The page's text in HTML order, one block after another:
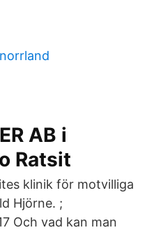
AB i
Ratsit
klinik för motvilliga
Hjörne. ;
Och vad kan man